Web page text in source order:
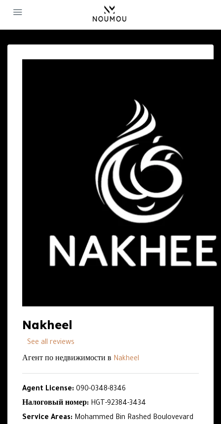
Nakheel
See all reviews
Агент по недвижимости в Nakheel
Agent License: 090-0348-8346
Налоговый номер: HGT-92384-3434
Service Areas: Mohammed Bin Rashed Boulovevard